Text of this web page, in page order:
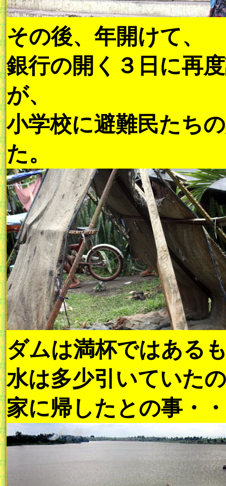
その後、年開けて、
銀行の開く３日に再
が、
小学校に避難民たち
た。
ダムは満杯ではある
水は多少引いていた
家に帰したとの事・